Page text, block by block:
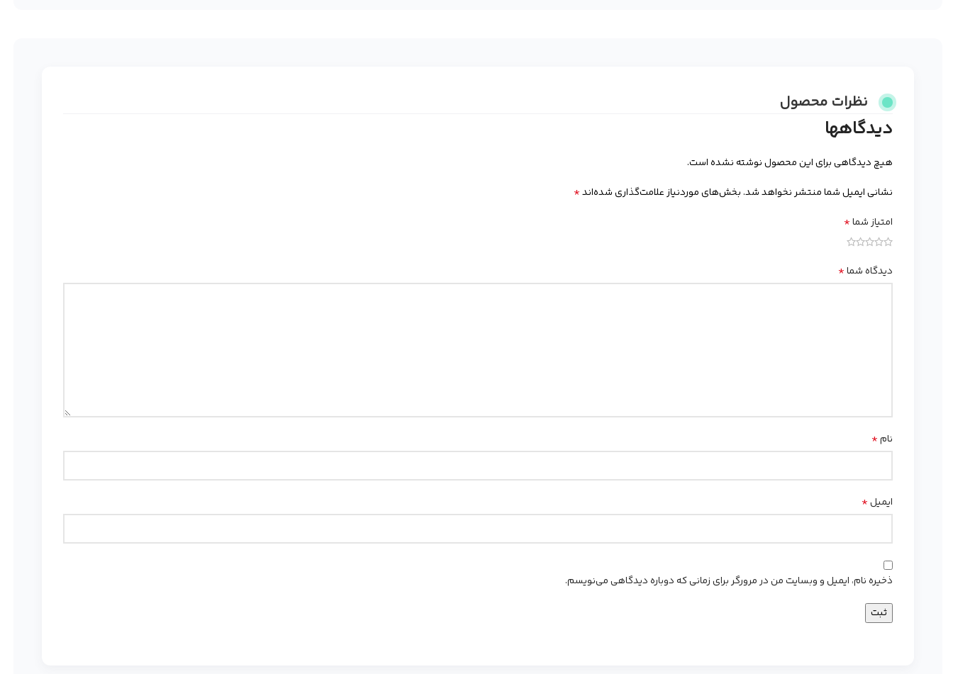
نظرات محصول
دیدگاهها
هیچ دیدگاهی برای این محصول نوشته نشده است.
نشانی ایمیل شما منتشر نخواهد شد.بخش‌های موردنیاز علامت‌گذاری شده‌اند*
امتیاز شما*
دیدگاه شما*
نام*
ایمیل*
ذخیره نام، ایمیل و وبسایت من در مرورگر برای زمانی که دوباره دیدگاهی می‌نویسم.